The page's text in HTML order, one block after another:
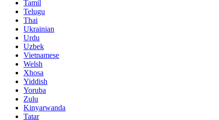
Tamil
Telugu
Thai
Ukrainian
Urdu
Uzbek
Vietnamese
Welsh
Xhosa
Yiddish
Yoruba
Zulu
Kinyarwanda
Tatar